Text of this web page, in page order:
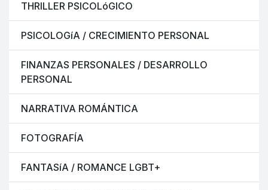
THRILLER PSICOLóGICO
PSICOLOGíA / CRECIMIENTO PERSONAL
FINANZAS PERSONALES / DESARROLLO
PERSONAL
NARRATIVA ROMÁNTICA
FOTOGRAFÍA
FANTASíA / ROMANCE LGBT+